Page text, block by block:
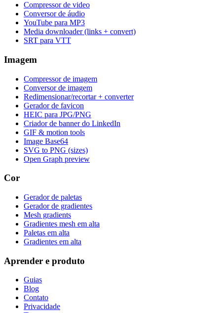
Compressor de video
Conversor de áudio
YouTube para MP3
Media downloader (links + convert)
SRT para VTT
Imagem
Compressor de imagem
Conversor de imagem
Redimensionar/recortar + converter
Gerador de favicon
HEIC para JPG/PNG
Criador de banner do LinkedIn
GIF & motion tools
Image Base64
SVG to PNG (sizes)
Open Graph preview
Cor
Gerador de paletas
Gerador de gradientes
Mesh gradients
Gradientes mesh em alta
Paletas em alta
Gradientes em alta
Aprender e produto
Guias
Blog
Contato
Privacidade